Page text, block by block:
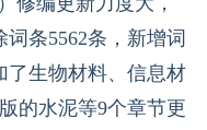
词条5562条，新增词
了生物材料、信息材
的水泥等9个章节更